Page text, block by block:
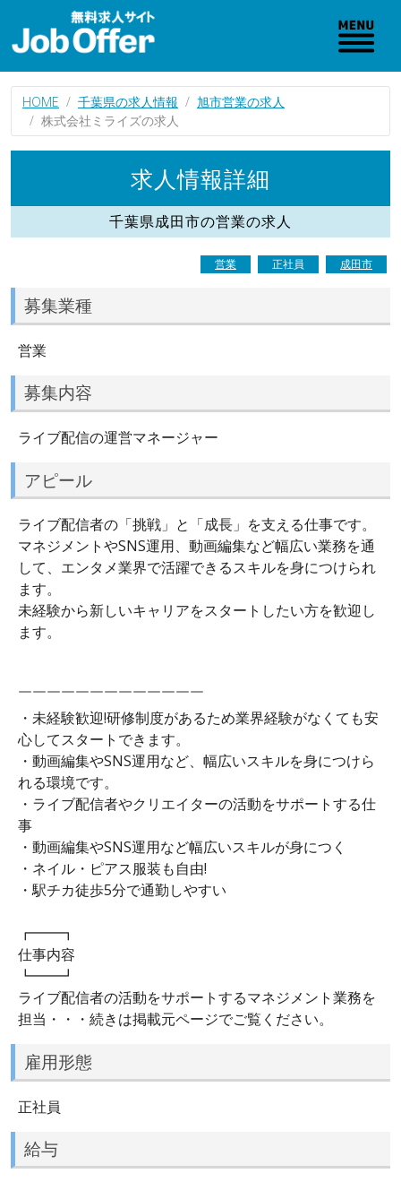
HOME 千葉県の求人情報
旭市営業の求人
株式会社ミライズの求人
求人情報詳細
千葉県成田市の営業の求人
営業 正社員 成田市
募集業種
営業
募集内容
ライブ配信の運営マネージャー
アピール
ライブ配信者の「挑戦」と「成長」を支える仕事です。
マネジメントやSNS運用、動画編集など幅広い業務を通
して、エンタメ業界で活躍できるスキルを身につけられ
ます。
未経験から新しいキャリアをスタートしたい方を歓迎し
ます。
￣￣￣￣￣￣￣￣￣￣￣￣￣
・未経験歓迎!研修制度があるため業界経験がなくても安
心してスタートできます。
・動画編集やSNS運用など、幅広いスキルを身につけら
れる環境です。
・ライブ配信者やクリエイターの活動をサポートする仕
事
・動画編集やSNS運用など幅広いスキルが身につく
・ネイル・ピアス服装も自由!
・駅チカ徒歩5分で通勤しやすい
┏━━┓
仕事内容
┗━━┛
ライブ配信者の活動をサポートするマネジメント業務を
担当・・・続きは掲載元ページでご覧ください。
雇用形態
正社員
給与